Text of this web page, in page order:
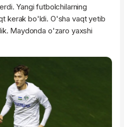
Yangi futbolchilarning
kerak bo'ldi. O'sha vaqt yetib
Maydonda o'zaro yaxshi